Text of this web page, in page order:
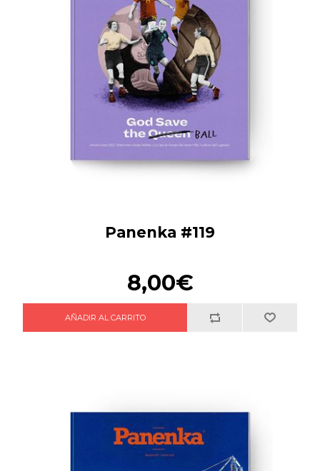
Panenka #119
8,00€